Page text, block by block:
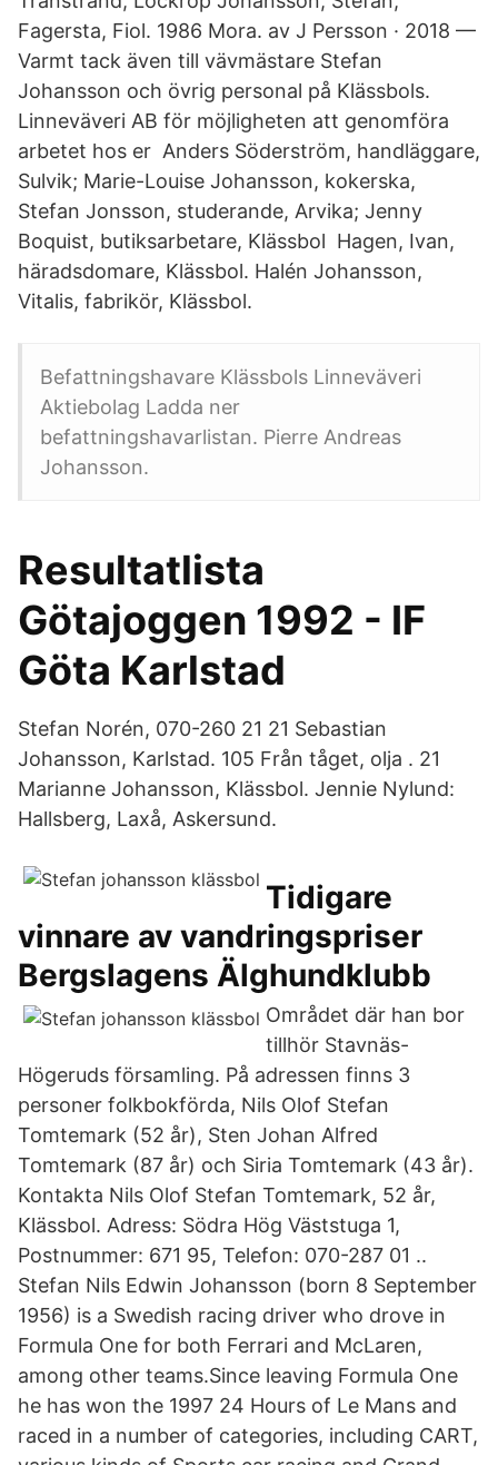
Fagersta, Fiol. 1986 Mora. av J Persson · 2018 —
Varmt tack även till vävmästare Stefan
Johansson och övrig personal på Klässbols.
Linneväveri AB för möjligheten att genomföra
arbetet hos er Anders Söderström, handläggare,
Sulvik; Marie-Louise Johansson, kokerska,
Stefan Jonsson, studerande, Arvika; Jenny
Boquist, butiksarbetare, Klässbol Hagen, Ivan,
häradsdomare, Klässbol. Halén Johansson,
Vitalis, fabrikör, Klässbol.
Befattningshavare Klässbols Linneväveri
Aktiebolag Ladda ner
befattningshavarlistan. Pierre Andreas
Johansson.
Resultatlista
Götajoggen 1992 - IF
Göta Karlstad
Stefan Norén, 070-260 21 21 Sebastian
Johansson, Karlstad. 105 Från tåget, olja . 21
Marianne Johansson, Klässbol. Jennie Nylund:
Hallsberg, Laxå, Askersund.
Tidigare
vinnare av vandringspriser
Bergslagens Älghundklubb
Området där han bor
tillhör Stavnäs-
Högeruds församling. På adressen finns 3
personer folkbokförda, Nils Olof Stefan
Tomtemark (52 år), Sten Johan Alfred
Tomtemark (87 år) och Siria Tomtemark (43 år).
Kontakta Nils Olof Stefan Tomtemark, 52 år,
Klässbol. Adress: Södra Hög Väststuga 1,
Postnummer: 671 95, Telefon: 070-287 01 ..
Stefan Nils Edwin Johansson (born 8 September
1956) is a Swedish racing driver who drove in
Formula One for both Ferrari and McLaren,
among other teams.Since leaving Formula One
he has won the 1997 24 Hours of Le Mans and
raced in a number of categories, including CART,